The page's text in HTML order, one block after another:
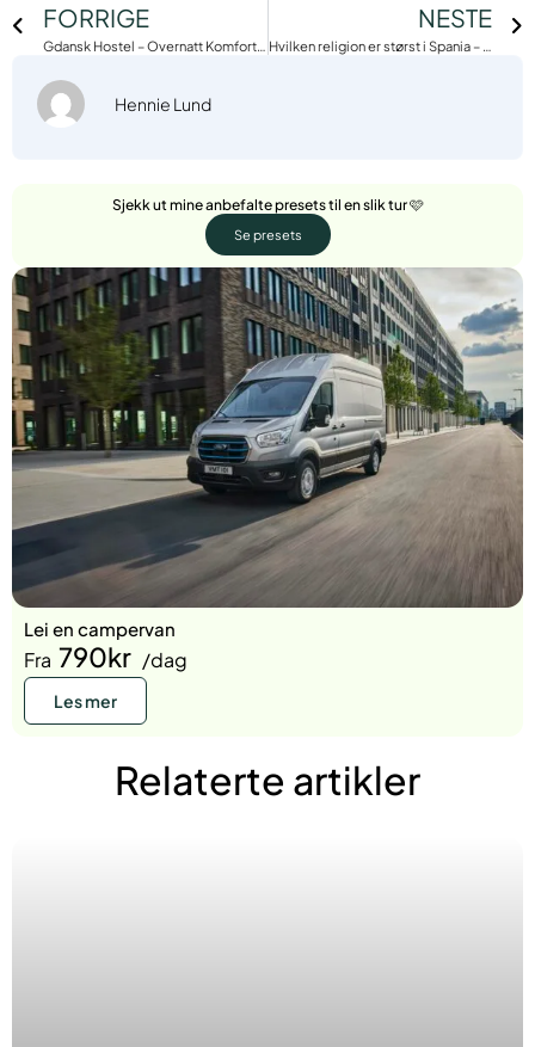
FORRIGE
Gdansk Hostel – Overnatt Komfortabelt
NESTE
Hvilken religion er størst i Spania – Fakta og Statistikk
Hennie Lund
Sjekk ut mine anbefalte presets til en slik tur 🩷
Se presets
Lei en campervan
Fra 790kr /dag
Les mer
Relaterte artikler